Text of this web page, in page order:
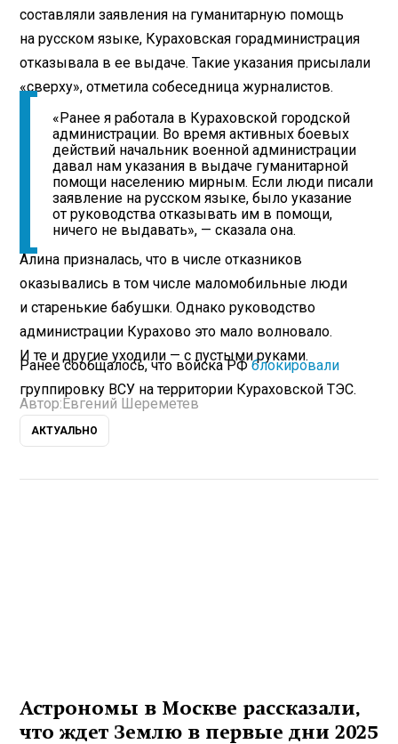
составляли заявления на гуманитарную помощь
на русском языке, Кураховская горадминистрация
отказывала в ее выдаче. Такие указания присылали
«сверху», отметила собеседница журналистов.
«Ранее я работала в Кураховской городской
администрации. Во время активных боевых
действий начальник военной администрации
давал нам указания в выдаче гуманитарной
помощи населению мирным. Если люди писали
заявление на русском языке, было указание
от руководства отказывать им в помощи,
ничего не выдавать», — сказала она.
Алина призналась, что в числе отказников
оказывались в том числе маломобильные люди
и старенькие бабушки. Однако руководство
администрации Курахово это мало волновало.
И те и другие уходили — с пустыми руками.
Ранее сообщалось, что войска РФблокировали
группировку ВСУ на территории Кураховской ТЭС.
Автор: Евгений Шереметев
АКТУАЛЬНО
Астрономы в Москве рассказали,
что ждет Землю в первые дни 2025